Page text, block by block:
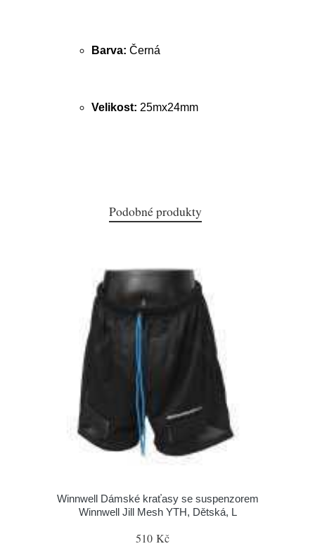
Barva: Černá
Velikost: 25mx24mm
Podobné produkty
Winnwell Dámské kraťasy se suspenzorem
Winnwell Jill Mesh YTH, Dětská, L
510 Kč